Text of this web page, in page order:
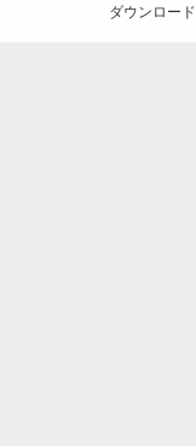
ダウンロード